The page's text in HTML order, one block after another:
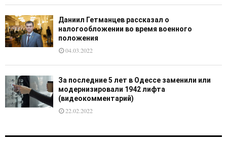
Даниил Гетманцев рассказал о
налогообложении во время военного
положения
04.03.2022
За последние 5 лет в Одессе заменили или
модернизировали 1942 лифта
(видеокомментарий)
22.02.2022